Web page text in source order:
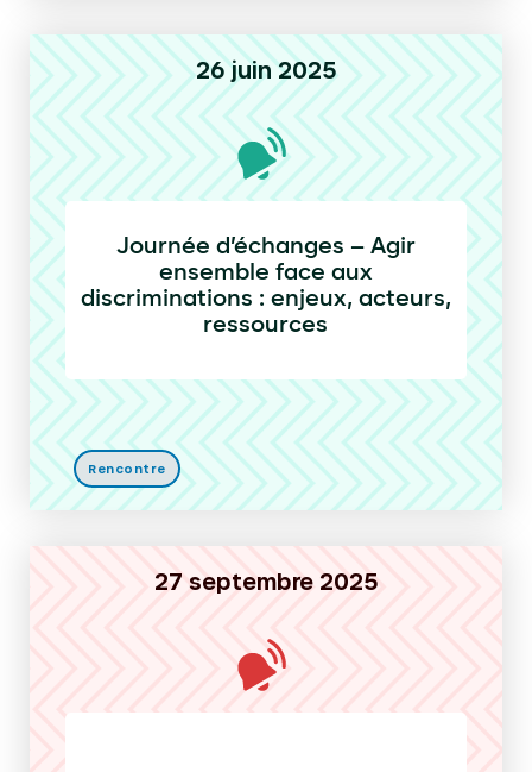
26 juin 2025
Journée d’échanges – Agir
ensemble face aux
discriminations : enjeux, acteurs,
ressources
Rencontre
27 septembre 2025